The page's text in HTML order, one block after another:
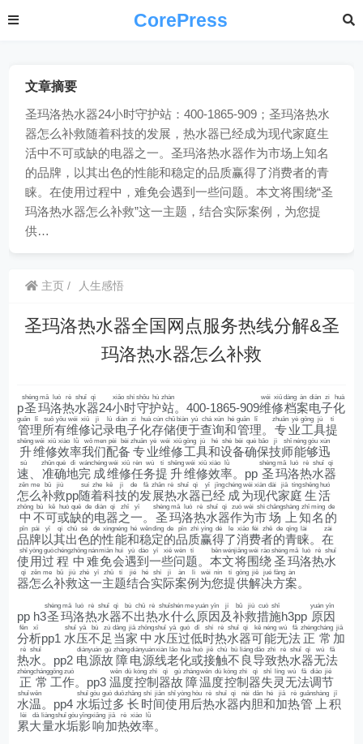
CorePress
文章摘要
圣玛洛热水器24小时守护站：400-1865-909；圣玛洛热水
器怎么补救随着科技的发展，热水器已经成为现代家庭生
活中不可或缺的电器之一。圣玛洛热水器作为市场上知名
的品牌，以其出色的性能和稳定的品质赢得了消费者的青
睐。在使用过程中，难免会遇到一些问题。本文将围绕“圣
玛洛热水器怎么补救”这一主题，结合实际案例，为您提
供…
主页 人生感悟
圣玛洛热水器全国网点服务热线分解&圣
玛洛热水器怎么补救
p圣
shèng
玛
mǎ
洛
luò
热
rè
水
shuǐ
器
qì
24小
xiǎo
时
shí
守
shǒu
护
hù
站
zhàn
。400-1865-909维
wéi
修
xiū
档
dàng
案
àn
电
diàn
子
zi
化
huà
管
guǎn
理
lǐ
所
suǒ
有
yǒu
维
wéi
修
xiū
记
jì
录
lù
电
diàn
子
zi
化
huà
存
cún
储
chǔ
便
biàn
于
yú
查
chá
询
xún
和
hé
管
guǎn
理
lǐ
。 专
zhuān
业
yè
工
gōng
具
jù
提
tí
升
shēng
维
wéi
修
xiū
效
xiào
率
lǜ
我
wǒ
们
men
配
pèi
备
bèi
专
zhuān
业
yè
维
wéi
修
xiū
工
gōng
具
jù
和
hé
设
shè
备
bèi
确
què
保
bǎo
技
jì
师
shī
能
néng
够
gòu
迅
xùn
速
sù
准
zhǔn
确
què
地
dì
完
wán
成
chéng
维
wéi
修
xiū
任
rèn
务
wù
提
tí
升
shēng
维
wéi
修
xiū
效
xiào
率
lǜ
。pp 圣
shèng
玛
mǎ
洛
luò
热
rè
水
shuǐ
器
qì
怎
zěn
么
me
补
bǔ
救
jiù
pp随
suí
着
zhe
科
kē
技
jì
的
de
发
fā
展
zhǎn
热
rè
水
shuǐ
器
qì
已
yǐ
经
jīng
成
chéng
为
wèi
现
xiàn
代
dài
家
jiā
庭
tíng
生
shēng
活
huó
中
zhōng
不
bù
可
kě
或
huò
缺
quē
的
de
电
diàn
器
qì
之
zhī
一
yī
。 圣
shèng
玛
mǎ
洛
luò
热
rè
水
shuǐ
器
qì
作
zuò
为
wèi
市
shì
场
chǎng
上
shàng
知
zhī
名
míng
的
de
品
pǐn
牌
pái
以
yǐ
其
qí
出
chū
色
sè
的
de
性
xìng
能
néng
和
hé
稳
wěn
定
dìng
的
de
品
pǐn
质
zhì
赢
yíng
得
dé
了
le
消
xiāo
费
fèi
者
zhě
的
de
青
qīng
睐
lài
。在
zài
使
shǐ
用
yòng
过
guò
程
chéng
中
zhōng
难
nán
免
miǎn
会
huì
遇
yù
到
dào
一
yī
些
xiē
问
wèn
题
tí
。本
běn
文
wén
将
jiāng
围
wéi
绕
rào
圣
shèng
玛
mǎ
洛
luò
热
rè
水
shuǐ
器
qì
怎
zěn
么
me
补
bǔ
救
jiù
这
zhè
一
yī
主
zhǔ
题
tí
结
jié
合
hé
实
shí
际
jì
案
àn
例
lì
为
wèi
您
nín
提
tí
供
gōng
解
jiě
决
jué
方
fāng
案
àn
。
pp h3圣
shèng
玛
mǎ
洛
luò
热
rè
水
shuǐ
器
qì
不
bù
出
chū
热
rè
水
shuǐ
什
shén
么
me
原
yuán
因
yīn
及
jí
补
bǔ
救
jiù
措
cuò
施
shī
h3pp 原
yuán
因
yīn
分
fēn
析
xī
pp1 水
shuǐ
压
yā
不
bù
足
zú
当
dāng
家
jiā
中
zhōng
水
shuǐ
压
yā
过
guò
低
dī
时
shí
热
rè
水
shuǐ
器
qì
可
kě
能
néng
无
wú
法
fǎ
正
zhèng
常
cháng
加
jiā
热
rè
水
shuǐ
。pp2 电
diàn
源
yuán
故
gù
障
zhàng
电
diàn
源
yuán
线
xiàn
老
lǎo
化
huà
或
huò
接
jiē
触
chù
不
bù
良
liáng
导
dǎo
致
zhì
热
rè
水
shuǐ
器
qì
无
wú
法
fǎ
正
zhèng
常
cháng
工
gōng
作
zuò
。pp3温
wēn
度
dù
控
kòng
制
zhì
器
qì
故
gù
障
zhàng
温
wēn
度
dù
控
kòng
制
zhì
器
qì
失
shī
灵
líng
无
wú
法
fǎ
调
diào
节
jié
水
shuǐ
温
wēn
。pp4 水
shuǐ
垢
gòu
过
guò
多
duō
长
zhǎng
时
shí
间
jiān
使
shǐ
用
yòng
后
hòu
热
rè
水
shuǐ
器
qì
内
nèi
胆
dǎn
和
hé
加
jiā
热
rè
管
guǎn
上
shàng
积
jī
累
lèi
大
dà
量
liàng
水
shuǐ
垢
gòu
影
yǐng
响
xiǎng
加
jiā
热
rè
效
xiào
率
lǜ
。